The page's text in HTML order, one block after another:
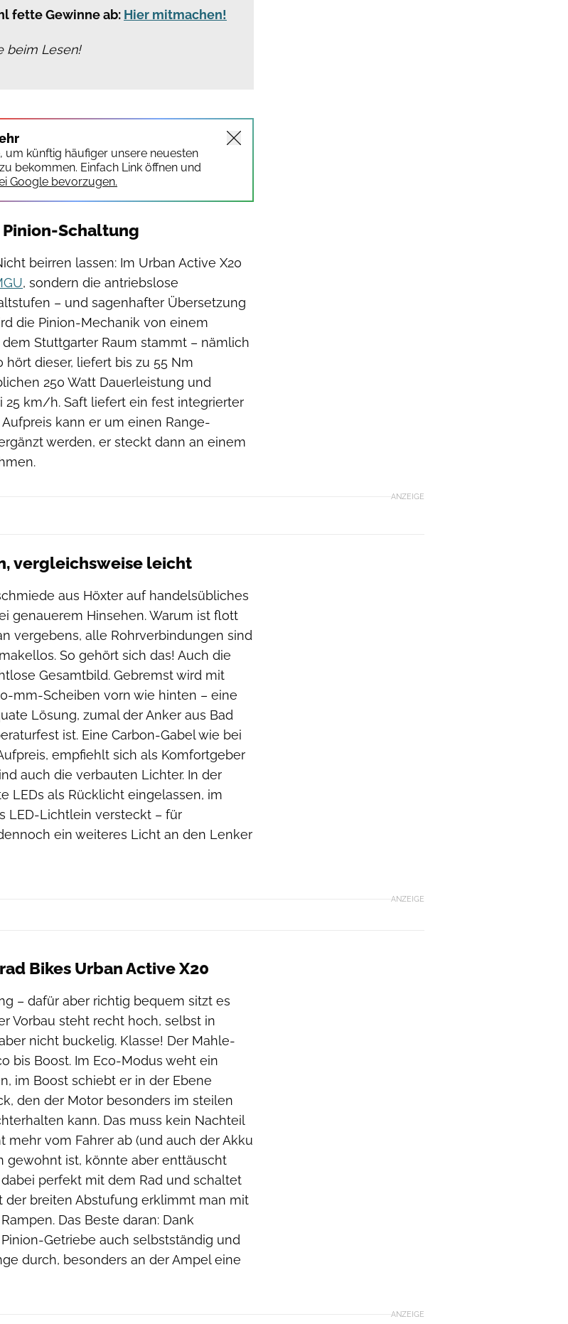
fette Gewinne ab: Hier mitmachen!
beim Lesen!
um künftig häufiger unsere neuesten
bekommen. Einfach Link öffnen und
Google bevorzugen.
Schaltung
beirren lassen: Im Urban Active X20
, sondern die antriebslose
– und sagenhafter Übersetzung
die Pinion-Mechanik von einem
Stuttgarter Raum stammt – nämlich
hört dieser, liefert bis zu 55 Nm
250 Watt Dauerleistung und
25 km/h. Saft liefert ein fest integrierter
kann er um einen Range-
werden, er steckt dann an einem
ANZEIGE
vergleichsweise leicht
aus Höxter auf handelsübliches
genauerem Hinsehen. Warum ist flott
vergebens, alle Rohrverbindungen sind
So gehört sich das! Auch die
Gesamtbild. Gebremst wird mit
mm-Scheiben vorn wie hinten – eine
Lösung, zumal der Anker aus Bad
ist. Eine Carbon-Gabel wie bei
empfiehlt sich als Komfortgeber
auch die verbauten Lichter. In der
LEDs als Rücklicht eingelassen, im
LED-Lichtlein versteckt – für
ein weiteres Licht an den Lenker
ANZEIGE
Bikes Urban Active X20
– dafür aber richtig bequem sitzt es
Vorbau steht recht hoch, selbst in
nicht buckelig. Klasse! Der Mahle-
bis Boost. Im Eco-Modus weht ein
im Boost schiebt er in der Ebene
den der Motor besonders im steilen
kann. Das muss kein Nachteil
mehr vom Fahrer ab (und auch der Akku
gewohnt ist, könnte aber enttäuscht
perfekt mit dem Rad und schaltet
der breiten Abstufung erklimmt man mit
Das Beste daran: Dank
Getriebe auch selbstständig und
durch, besonders an der Ampel eine
ANZEIGE